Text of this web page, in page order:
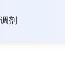
调剂